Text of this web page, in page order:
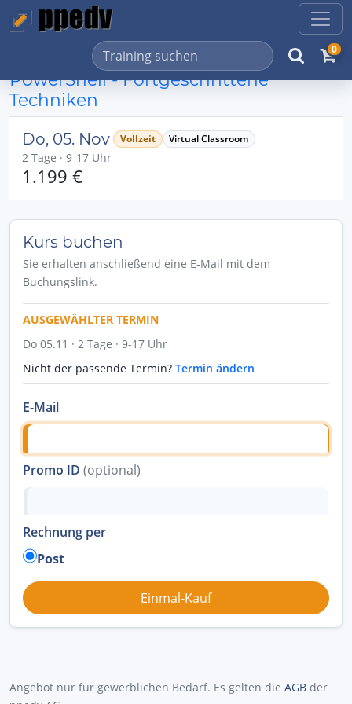
0
PowerShell - Fortgeschrittene
Techniken
Do, 05. Nov Vollzeit Virtual Classroom
2 Tage · 9-17 Uhr
1.199 €
Kurs buchen
Sie erhalten anschließend eine E-Mail mit dem
Buchungslink.
AUSGEWÄHLTER TERMIN
Do 05.11 · 2 Tage · 9-17 Uhr
Nicht der passende Termin? Termin ändern
E-Mail
Promo ID (optional)
Rechnung per
Post
Angebot nur für gewerblichen Bedarf. Es gelten die AGB der